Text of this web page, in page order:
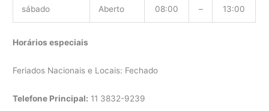
sábado Aberto 08:00 – 13:00
Horários especiais
Feriados Nacionais e Locais: Fechado
Telefone Principal: 11 3832-9239